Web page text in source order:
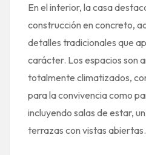
En el interior, la casa
construcción en concreto,
detalles tradicionales que
carácter. Los espacios son
totalmente climatizados,
para la convivencia como
incluyendo salas de estar,
terrazas con vistas abiertas.